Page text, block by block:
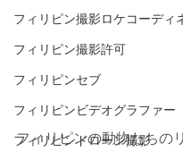
フィリピン撮影ロケコーディ
フィリピン撮影許可
フィリピンセブ
フィリピンビデオグラファー
フィリピンドローン撮影
フィリピンの動物たちの